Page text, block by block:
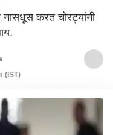
नासधूस करत चोरट्यांनी
(IST)